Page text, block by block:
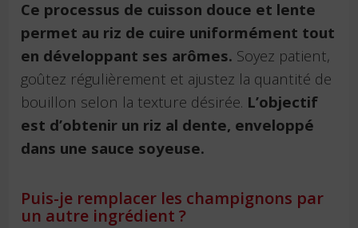
Ce processus de cuisson douce et lente
permet au riz de cuire uniformément tout
en développant ses arômes. Soyez patient,
goûtez régulièrement et ajustez la quantité de
bouillon selon la texture désirée. L’objectif
est d’obtenir un riz al dente, enveloppé
dans une sauce soyeuse.
Puis-je remplacer les champignons par
un autre ingrédient ?